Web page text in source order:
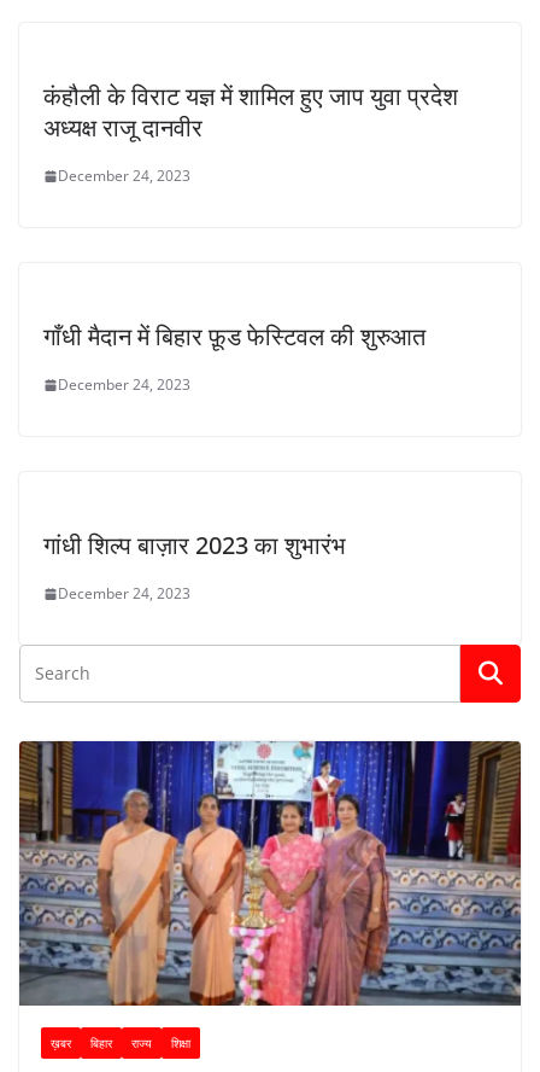
कंहौली के विराट यज्ञ में शामिल हुए जाप युवा प्रदेश
अध्यक्ष राजू दानवीर
December 24, 2023
गाँधी मैदान में बिहार फ़ूड फेस्टिवल की शुरुआत
December 24, 2023
गांधी शिल्प बाज़ार 2023 का शुभारंभ
December 24, 2023
ख़बर बिहार राज्य शिक्षा